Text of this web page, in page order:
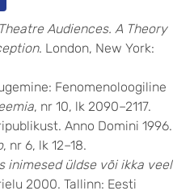
Theatre Audiences. A Theory
. London, New York:
Fenomenoloogiline
, nr 10, lk 2090–2117.
Anno Domini 1996.
, nr 6, lk 12–18.
inimesed üldse või ikka veel
2000. Tallinn: Eesti